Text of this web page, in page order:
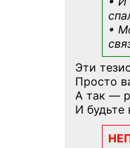
•
Эти
Просто
А так —
И